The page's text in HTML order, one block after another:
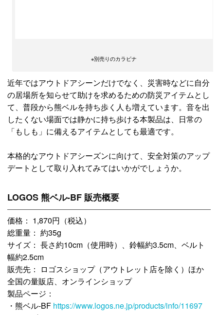
※別売りのカラビナ
近年ではアウトドアシーンだけでなく、災害時などに自分
の居場所を知らせて助けを求めるための防災アイテムとし
て、普段から熊ベルを持ち歩く人も増えています。音を出
したくない場面では静かに持ち歩ける本製品は、日常の
「もしも」に備えるアイテムとしても最適です。
本格的なアウトドアシーズンに向けて、安全対策のアップ
デートとして取り入れてみてはいかがでしょうか。
LOGOS 熊ベル-BF 販売概要
価格： 1,870円（税込）
総重量： 約35g
サイズ： 長さ約10cm（使用時）、鈴幅約3.5cm、ベルト
幅約2.5cm
販売先： ロゴスショップ（アウトレット店を除く）ほか
全国の量販店、オンラインショップ
製品ページ：
・熊ベル-BF https://www.logos.ne.jp/products/info/11697